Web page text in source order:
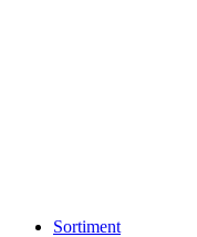
Sortiment